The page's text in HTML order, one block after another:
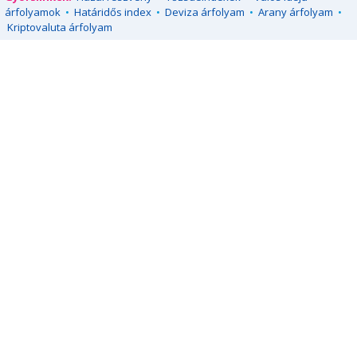
árfolyamok • Határidős index • Deviza árfolyam • Arany árfolyam •
Kriptovaluta árfolyam